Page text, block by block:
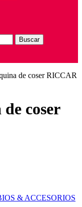
Buscar
de coser RICCAR
coser
& ACCESORIOS